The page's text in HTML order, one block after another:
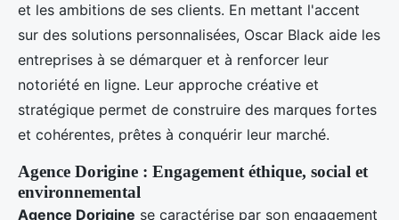
et les ambitions de ses clients. En mettant l'accent
sur des solutions personnalisées, Oscar Black aide les
entreprises à se démarquer et à renforcer leur
notoriété en ligne. Leur approche créative et
stratégique permet de construire des marques fortes
et cohérentes, prêtes à conquérir leur marché.
Agence Dorigine : Engagement éthique, social et
environnemental
Agence Dorigine se caractérise par son engagement